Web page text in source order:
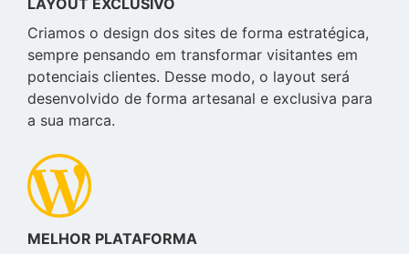
LAYOUT EXCLUSIVO
Criamos o design dos sites de forma estratégica,
sempre pensando em transformar visitantes em
potenciais clientes. Desse modo, o layout será
desenvolvido de forma artesanal e exclusiva para
a sua marca.
MELHOR PLATAFORMA